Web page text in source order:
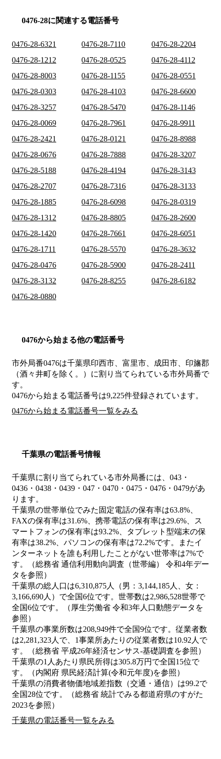
0476-28に関連する電話番号
0476-28-6321 0476-28-7110
0476-28-2204
0476-28-1212
0476-28-0525
0476-28-4112
0476-28-8003
0476-28-1155
0476-28-0551
0476-28-0303
0476-28-4103
0476-28-6600
0476-28-3257
0476-28-5470
0476-28-1146
0476-28-0069
0476-28-7961
0476-28-9911
0476-28-2421
0476-28-0121
0476-28-8988
0476-28-0676
0476-28-7888
0476-28-3207
0476-28-5188
0476-28-4194
0476-28-3143
0476-28-2707
0476-28-7316
0476-28-3133
0476-28-1885
0476-28-6098
0476-28-0319
0476-28-1312
0476-28-8805
0476-28-2600
0476-28-1420
0476-28-7661
0476-28-6051
0476-28-1711
0476-28-5570
0476-28-3632
0476-28-0476
0476-28-5900
0476-28-2411
0476-28-3132
0476-28-8255
0476-28-6182
0476-28-0880
0476から始まる他の電話番号
市外局番0476は千葉県印西市、富里市、成田市、印旛郡
（酒々井町を除く。） に割り当てられている市外局番で
す。
0476から始まる電話番号は9,225件登録されています。
0476から始まる電話番号一覧をみる
千葉県の電話番号情報
千葉県に割り当てられている市外局番には、043・
0436・0438・0439・047・0470・0475・0476・0479があ
ります。
千葉県の世帯単位でみた固定電話の保有率は63.8%、
FAXの保有率は31.6%、携帯電話の保有率は29.6%、ス
マートフォンの保有率は93.2%、タブレット型端末の保
有率は38.2%、パソコンの保有率は72.2%です。またイ
ンターネットを誰も利用したことがない世帯率は7%で
す。（総務省 通信利用動向調査（世帯編） 令和4年デー
タを参照）
千葉県の総人口は6,310,875人（男：3,144,185人、女：
3,166,690人）で全国6位です。世帯数は2,986,528世帯で
全国6位です。（厚生労働省 令和3年人口動態データを
参照）
千葉県の事業所数は208,949件で全国9位です。従業者数
は2,281,323人で、1事業所あたりの従業者数は10.92人で
す。（総務省 平成26年経済センサス‐基礎調査を参照）
千葉県の1人あたり県民所得は305.8万円で全国15位で
す。（内閣府 県民経済計算(令和元年度)を参照）
千葉県の消費者物価地域差指数（交通・通信）は99.2で
全国28位です。（総務省 統計でみる都道府県のすがた
2023を参照）
千葉県の電話番号一覧をみる